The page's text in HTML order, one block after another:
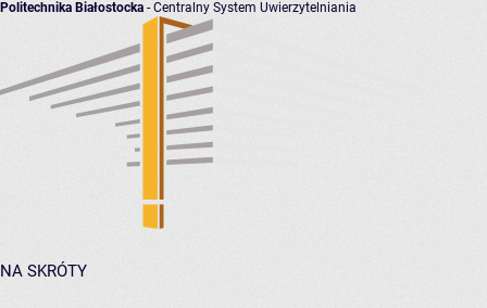
Politechnika Białostocka - Centralny System Uwierzytelniania
NA SKRÓTY